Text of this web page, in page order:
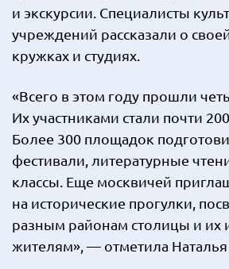
и экскурсии. Специалисты
учреждений рассказали о
кружках и студиях.
«Всего в этом году прошли
Их участниками стали почти
Более 300 площадок
фестивали, литературные
классы. Еще москвичей
на исторические прогулки,
разным районам столицы и их
жителям», — отметила Наталья